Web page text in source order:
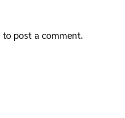
to post a comment.